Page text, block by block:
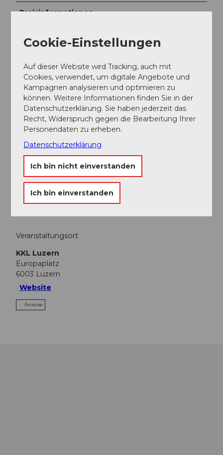
Preisinformationen
Lucerne Festival
In der Nähe
Veranstaltung
Essen und Trinken
Veranstaltungsort
KKL Luzern
Europaplatz
6003 Luzern
Website
Anreise
Cookie-Einstellungen
Auf dieser Website wird Tracking, auch mit
Cookies, verwendet, um digitale Angebote und
Kampagnen analysieren und optimieren zu
können. Weitere Informationen finden Sie in der
Datenschutzerklärung. Sie haben jederzeit das
Recht, Widerspruch gegen die Bearbeitung Ihrer
Personendaten zu erheben.
Datenschutzerklärung
Ich bin nicht einverstanden
Ich bin einverstanden